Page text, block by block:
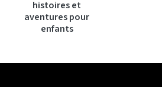
histoires et
aventures pour
enfants